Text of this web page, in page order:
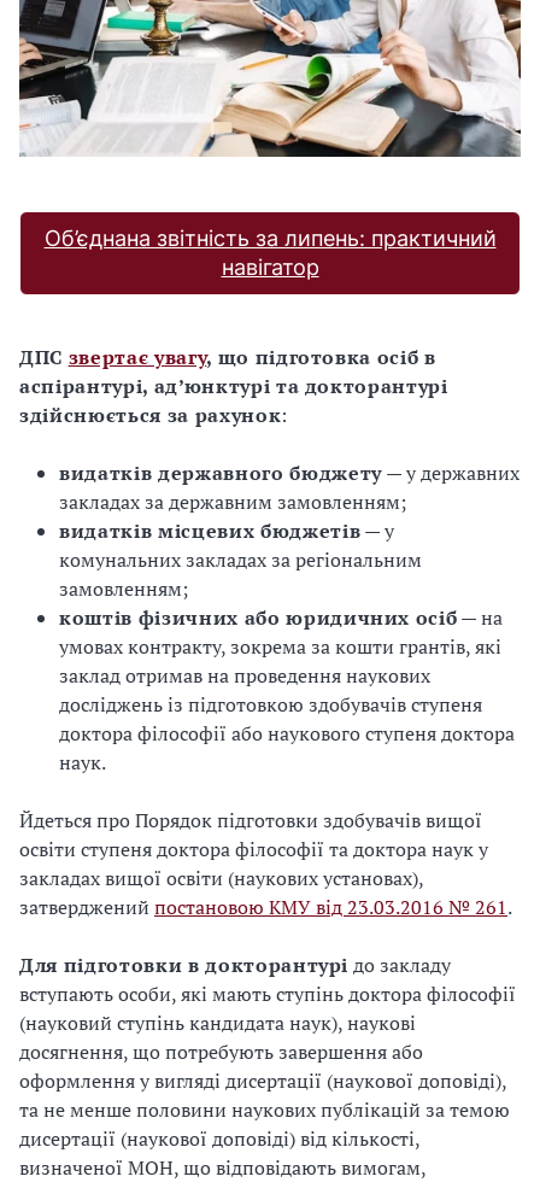
Об’єднана звітність за липень: практичний
навігатор
ДПС звертає увагу, що підготовка осіб в
аспірантурі, ад’юнктурі та докторантурі
здійснюється за рахунок:
видатків державного бюджету— у державних
закладах за державним замовленням;
видатків місцевих бюджетів— у
комунальних закладах за регіональним
замовленням;
коштів фізичних або юридичних осіб— на
умовах контракту, зокрема за кошти грантів, які
заклад отримав на проведення наукових
досліджень із підготовкою здобувачів ступеня
доктора філософії або наукового ступеня доктора
наук.
Йдеться про Порядок підготовки здобувачів вищої
освіти ступеня доктора філософії та доктора наук у
закладах вищої освіти (наукових установах),
затверджений постановою КМУ від 23.03.2016 № 261.
Для підготовки в докторантурі до закладу
вступають особи, які мають ступінь доктора філософії
(науковий ступінь кандидата наук), наукові
досягнення, що потребують завершення або
оформлення у вигляді дисертації (наукової доповіді),
та не менше половини наукових публікацій за темою
дисертації (наукової доповіді) від кількості,
визначеної МОН, що відповідають вимогам,